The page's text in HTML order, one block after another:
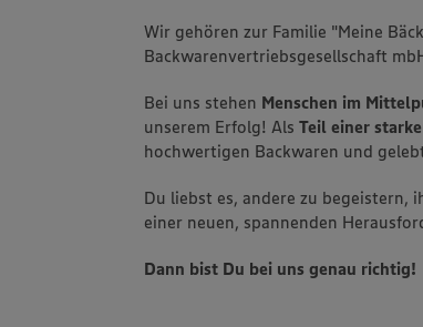
Wir gehören zur Familie "Meine
Backwarenvertriebsgesellschaft
Bei uns stehen Menschen im
unserem Erfolg! AlsTeil einer
hochwertigen Backwaren und
Du liebst es, andere zu begeistern,
einer neuen, spannenden
Dann bist Du bei uns genau richtig!